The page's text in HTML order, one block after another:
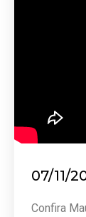
07/11/
Confira